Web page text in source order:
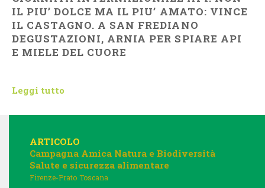
IL PIU’ DOLCE MA IL PIU’ AMATO: VINCE
IL CASTAGNO. A SAN FREDIANO
DEGUSTAZIONI, ARNIA PER SPIARE API
E MIELE DEL CUORE
Leggi tutto
ARTICOLO
Campagna Amica Natura e Biodiversità
Salute e sicurezza alimentare
Firenze-Prato Toscana